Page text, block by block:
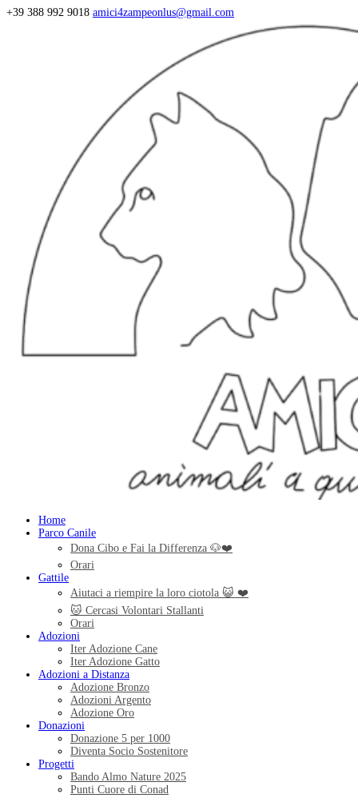
+39 388 992 9018 amici4zampeonlus@gmail.com
Home
Parco Canile
Dona Cibo e Fai la Differenza 🐶❤️
Orari
Gattile
Aiutaci a riempire la loro ciotola 😺 ❤️
🐱 Cercasi Volontari Stallanti
Orari
Adozioni
Iter Adozione Cane
Iter Adozione Gatto
Adozioni a Distanza
Adozione Bronzo
Adozioni Argento
Adozione Oro
Donazioni
Donazione 5 per 1000
Diventa Socio Sostenitore
Progetti
Bando Almo Nature 2025
Punti Cuore di Conad